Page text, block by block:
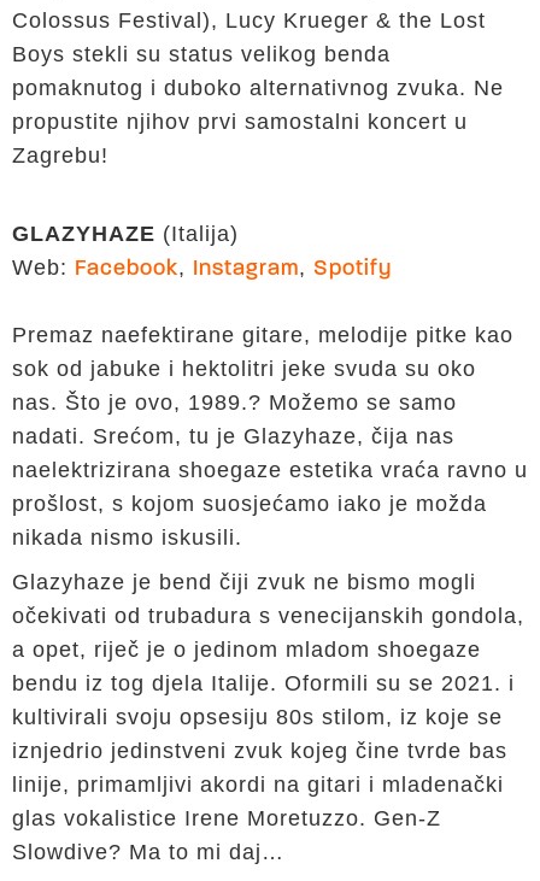
Colossus Festival), Lucy Krueger & the Lost
Boys stekli su status velikog benda
pomaknutog i duboko alternativnog zvuka. Ne
propustite njihov prvi samostalni koncert u
Zagrebu!
GLAZYHAZE (Italija)
Web: Facebook, Instagram, Spotify
Premaz naefektirane gitare, melodije pitke kao
sok od jabuke i hektolitri jeke svuda su oko
nas. Što je ovo, 1989.? Možemo se samo
nadati. Srećom, tu je Glazyhaze, čija nas
naelektrizirana shoegaze estetika vraća ravno u
prošlost, s kojom suosjećamo iako je možda
nikada nismo iskusili.
Glazyhaze je bend čiji zvuk ne bismo mogli
očekivati od trubadura s venecijanskih gondola,
a opet, riječ je o jedinom mladom shoegaze
bendu iz tog djela Italije. Oformili su se 2021. i
kultivirali svoju opsesiju 80s stilom, iz koje se
iznjedrio jedinstveni zvuk kojeg čine tvrde bas
linije, primamljivi akordi na gitari i mladenački
glas vokalistice Irene Moretuzzo. Gen-Z
Slowdive? Ma to mi daj…